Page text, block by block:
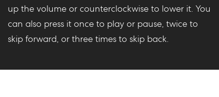
up the volume or counterclockwise to lower it. You
can also press it once to play or pause, twice to
skip forward, or three times to skip back.